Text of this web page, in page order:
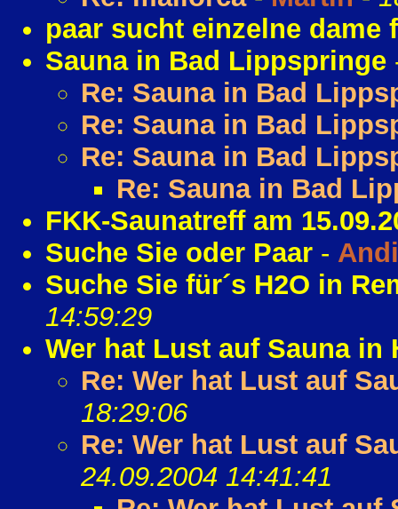
paar sucht einzelne dame
Sauna in Bad Lippspringe
Re: Sauna in Bad
Re: Sauna in Bad
Re: Sauna in Bad
Re: Sauna in Bad
FKK-Saunatreff am
Suche Sie oder Paar - Andi
Suche Sie für´s H2O in
14:59:29
Wer hat Lust auf Sauna in
Re: Wer hat Lust auf
18:29:06
Re: Wer hat Lust auf
24.09.2004 14:41:41